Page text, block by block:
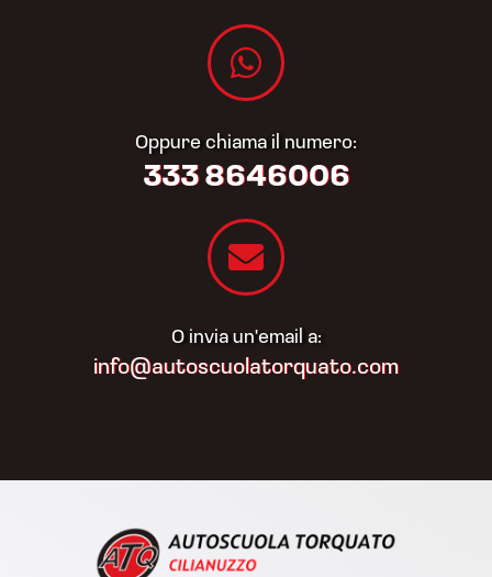
Oppure chiama il numero:
333 8646006
O invia un'email a:
info@autoscuolatorquato.com